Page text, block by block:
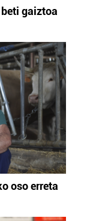
gaiztoa
oso erreta